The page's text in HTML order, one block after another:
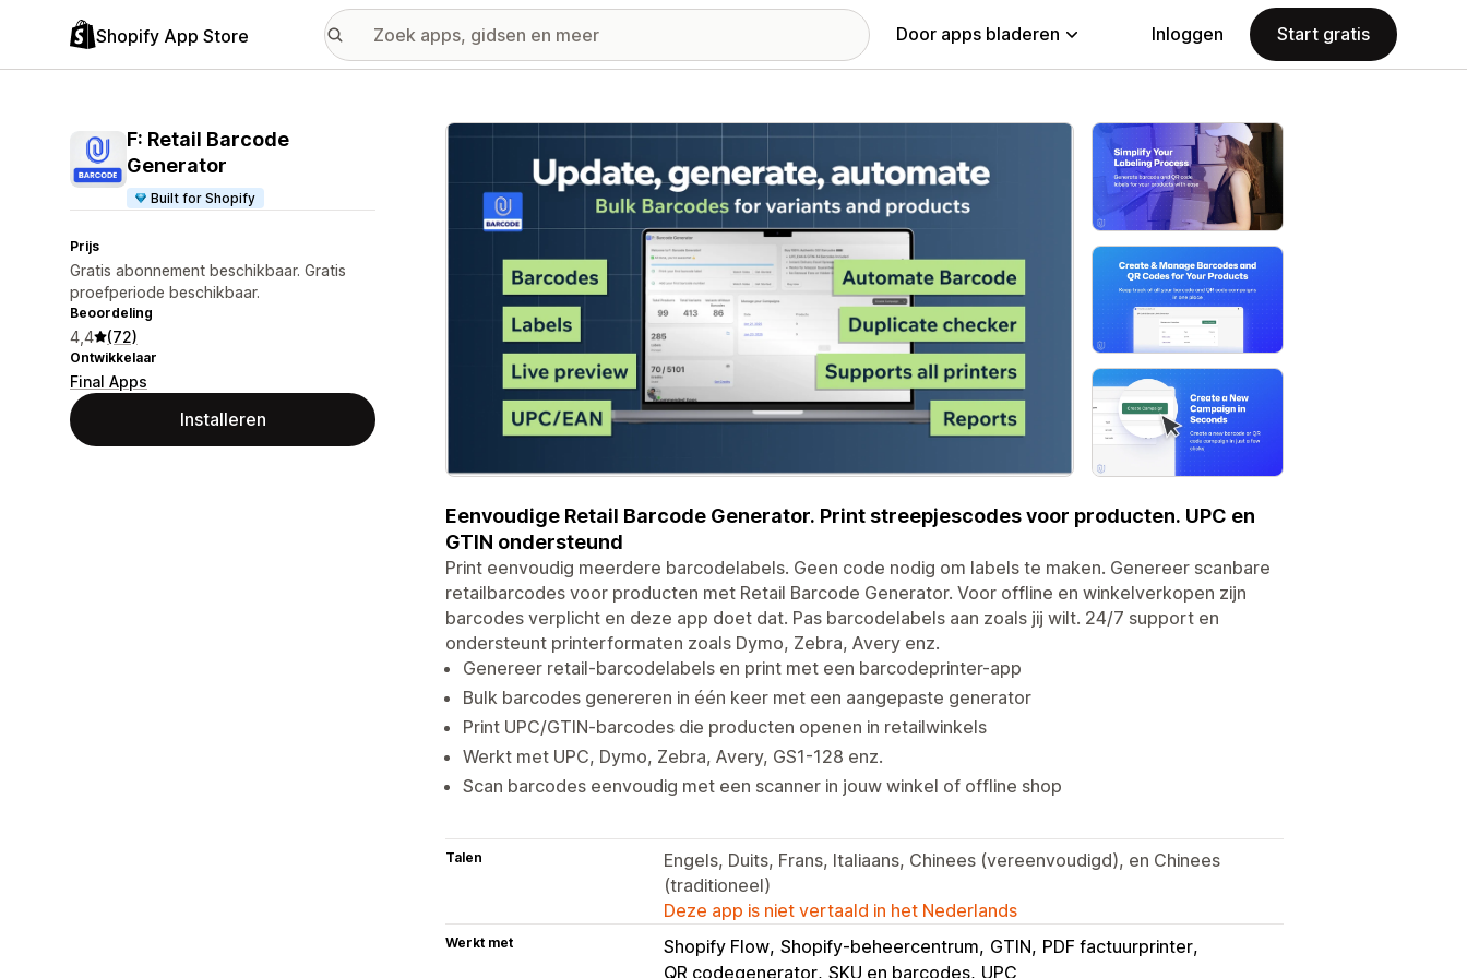
Shopify App Store Door apps bladeren Inloggen Start gratis
F: Retail Barcode
Generator
Built for Shopify
Prijs
Gratis abonnement beschikbaar. Gratis
proefperiode beschikbaar.
Beoordeling
4,4 (72)
Ontwikkelaar
Final Apps
Installeren
Galerij met uitgelichte afbeeldingen
Eenvoudige Retail Barcode Generator. Print streepjescodes voor producten. UPC en
GTIN ondersteund
Print eenvoudig meerdere barcodelabels. Geen code nodig om labels te maken. Genereer scanbare
retailbarcodes voor producten met Retail Barcode Generator. Voor offline en winkelverkopen zijn
barcodes verplicht en deze app doet dat. Pas barcodelabels aan zoals jij wilt. 24/7 support en
ondersteunt printerformaten zoals Dymo, Zebra, Avery enz.
Genereer retail-barcodelabels en print met een barcodeprinter-app
Bulk barcodes genereren in één keer met een aangepaste generator
Print UPC/GTIN-barcodes die producten openen in retailwinkels
Werkt met UPC, Dymo, Zebra, Avery, GS1-128 enz.
Scan barcodes eenvoudig met een scanner in jouw winkel of offline shop
Talen
Engels, Duits, Frans, Italiaans, Chinees (vereenvoudigd), en Chinees
(traditioneel)
Deze app is niet vertaald in het Nederlands
Werkt met Shopify Flow Shopify-beheercentrum GTIN PDF factuurprinter
QR codegenerator SKU en barcodes UPC